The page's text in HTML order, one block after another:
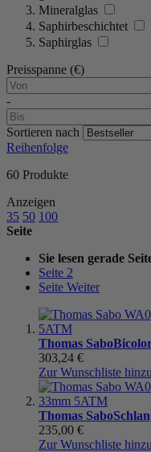
Mineralglas
Saphirbeschichtet
Saphirglas
Preisspanne (€)
-
Sortieren nach
Reihenfolge
60 Produkte
Anzeigen
35 50 100
Seite
Sie lesen gerade
Seite 2
Seite Weiter
Thomas Sabo
303,24 €
Zur Wunschliste
Thomas Sabo
235,00 €
Zur Wunschliste